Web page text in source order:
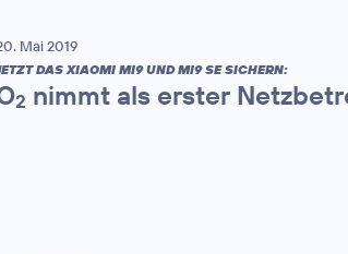
Mai 2019
DAS XIAOMI MI9 UND MI9 SE SICHERN:
2 nimmt als erster